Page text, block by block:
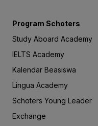
Program Schoters
Study Aboard Academy
IELTS Academy
Kalendar Beasiswa
Lingua Academy
Schoters Young Leader
Exchange